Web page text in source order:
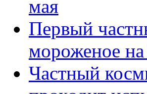
мая
Первый
мороженое
Частный